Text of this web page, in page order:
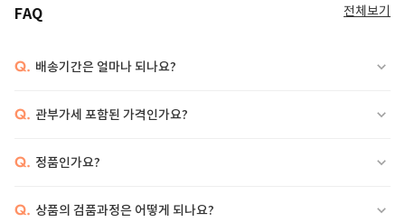
FAQ 전체보기
Q. 배송기간은 얼마나 되나요?
Q. 관부가세 포함된 가격인가요?
Q. 정품인가요?
Q. 상품의 검품과정은 어떻게 되나요?